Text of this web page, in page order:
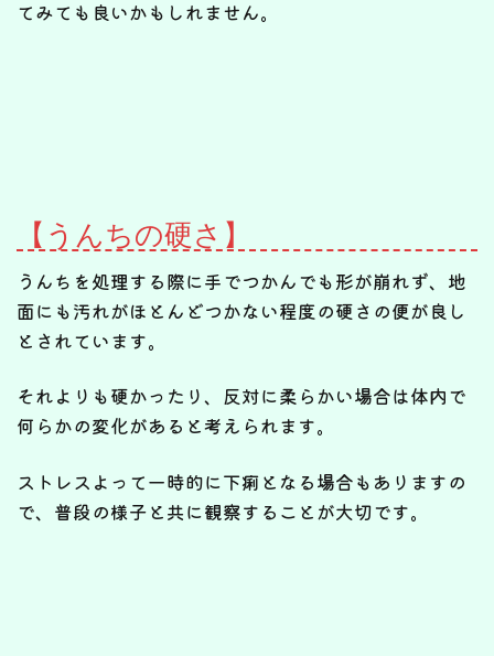
てみても良いかもしれません。
【うんちの硬さ】
うんちを処理する際に手でつかんでも形が崩れず、地
面にも汚れがほとんどつかない程度の硬さの便が良し
とされています。
それよりも硬かったり、反対に柔らかい場合は体内で
何らかの変化があると考えられます。
ストレスよって一時的に下痢となる場合もありますの
で、普段の様子と共に観察することが大切です。